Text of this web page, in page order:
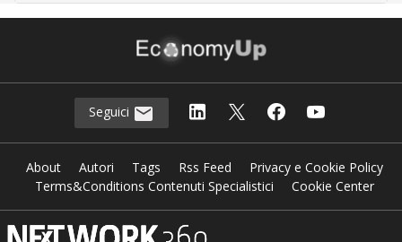
Seguici
About Autori Tags Rss Feed
Privacy e Cookie Policy
Terms&Conditions Contenuti Specialistici
Cookie Center